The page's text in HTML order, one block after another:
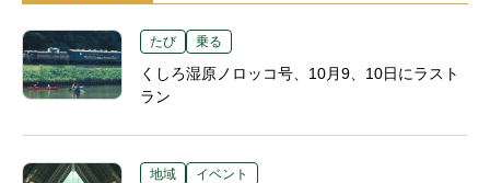
たび 乗る
くしろ湿原ノロッコ号、10月9、10日にラスト
ラン
地域 イベント